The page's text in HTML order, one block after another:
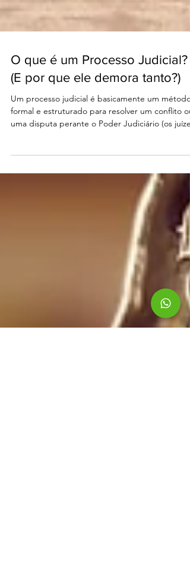
O que é um Processo Judicial?
(E por que ele demora tanto?)
formal e estruturado para resolver um conflito ou
uma disputa perante o Poder Judiciário (os juízes
e tribunais). É a forma como as pessoas buscam
fazer valer seus direitos quando não conseguem
resolver o problema por conta própria.